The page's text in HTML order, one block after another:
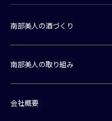
南部美人の酒づくり
南部美人の取り組み
会社概要